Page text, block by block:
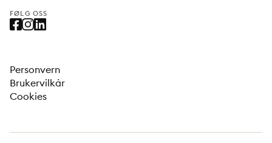
FØLG OSS
Personvern
Brukervilkår
Cookies